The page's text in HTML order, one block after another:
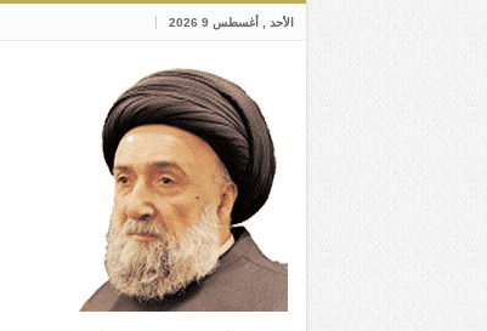
الأحد , أغسطس 9 2026